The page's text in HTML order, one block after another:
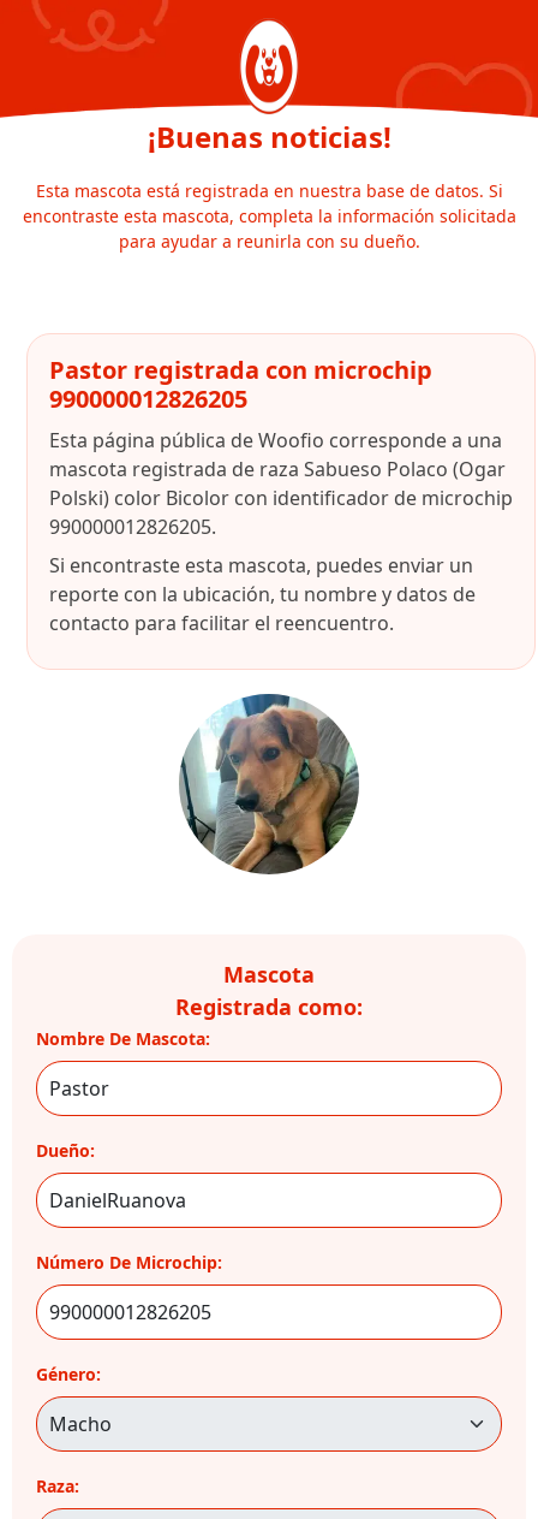
¡Buenas noticias!
Esta mascota está registrada en nuestra base de datos. Si
encontraste esta mascota, completa la información solicitada
para ayudar a reunirla con su dueño.
Pastor registrada con microchip
990000012826205
Esta página pública de Woofio corresponde a una
mascota registrada de raza Sabueso Polaco (Ogar
Polski) color Bicolor con identificador de microchip
990000012826205.
Si encontraste esta mascota, puedes enviar un
reporte con la ubicación, tu nombre y datos de
contacto para facilitar el reencuentro.
Mascota
Registrada como:
Nombre De Mascota:
Dueño:
Número De Microchip:
Género:
Raza: